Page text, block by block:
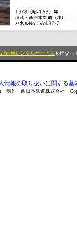
画像レンタルサービス も行なっ
情報の取り扱いに関する基
制作 西日本鉄道株式会社